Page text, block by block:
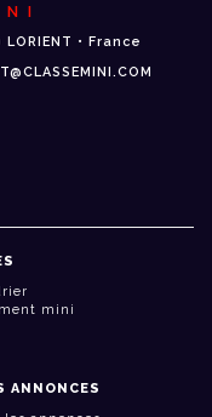
LORIENT • France
mini
ANNONCES